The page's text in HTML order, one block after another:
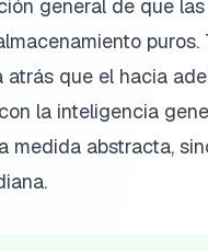
general de que
que el hacia
la inteligencia
medida abstracta,